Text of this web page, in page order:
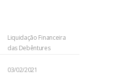
Liquidação Financeira
das Debêntures
03/02/2021